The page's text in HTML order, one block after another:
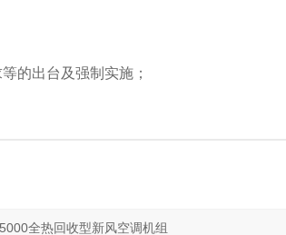
的出台及强制实施；